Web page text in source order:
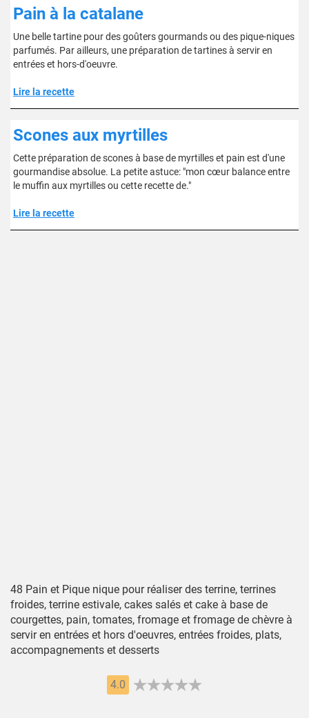
Pain à la catalane
Une belle tartine pour des goûters gourmands ou des pique-niques
parfumés. Par ailleurs, une préparation de tartines à servir en
entrées et hors-d'oeuvre.
Lire la recette
Scones aux myrtilles
Cette préparation de scones à base de myrtilles et pain est d'une
gourmandise absolue. La petite astuce: "mon cœur balance entre
le muffin aux myrtilles ou cette recette de."
Lire la recette
48 Pain et Pique nique pour réaliser des terrine, terrines
froides, terrine estivale, cakes salés et cake à base de
courgettes, pain, tomates, fromage et fromage de chèvre à
servir en entrées et hors d'oeuvres, entrées froides, plats,
accompagnements et desserts
4.0